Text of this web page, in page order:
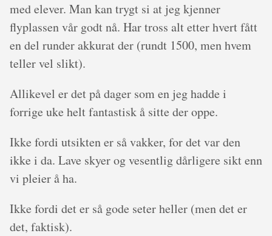
med elever. Man kan trygt si at jeg kjenner
flyplassen vår godt nå. Har tross alt etter hvert fått
en del runder akkurat der (rundt 1500, men hvem
teller vel slikt).
Allikevel er det på dager som en jeg hadde i
forrige uke helt fantastisk å sitte der oppe.
Ikke fordi utsikten er så vakker, for det var den
ikke i da. Lave skyer og vesentlig dårligere sikt enn
vi pleier å ha.
Ikke fordi det er så gode seter heller (men det er
det, faktisk).